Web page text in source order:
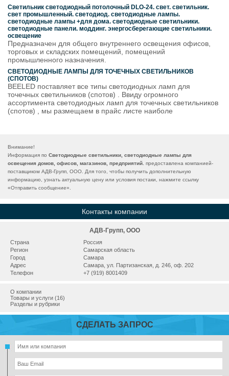
Светильник светодиодный потолочный DLO-24. свет. светильник.
свет промышленный. светодиод. светодиодные лампы.
светодиодные лампы +для дома. светодиодные светильники.
светодиодные панели. моддинг. энергосберегающие светильники.
освещение
Предназначен для общего внутреннего освещения офисов,
торговых и складских помещений, помещений
промышленного назначения.
СВЕТОДИОДНЫЕ ЛАМПЫ ДЛЯ ТОЧЕЧНЫХ СВЕТИЛЬНИКОВ
(СПОТОВ)
BEELED поставляет все типы светодиодных ламп для
точечных светильников (спотов) . Ввиду огромного
ассортимента светодиодных ламп для точечных светильников
(спотов) , мы размещаем в прайс листе наиболе
Внимание!
Информация по Светодиодные светильники, светодиодные лампы для
освещения домов, офисов, магазинов, предприятий. предоставлена компанией-
поставщиком АДВ-Групп, ООО. Для того, чтобы получить дополнительную
информацию, узнать актуальную цену или условия постаки, нажмите ссылку
«Отправить сообщение».
Контакты компании
АДВ-Групп, ООО
Страна
Россия
Регион
Самарская область
Город
Самара
Адрес
Самара, ул. Партизанская, д. 246, оф. 202
Телефон
+7 (919) 8001409
О компании
Товары и услуги (16)
Разделы и рубрики
СДЕЛАТЬ ЗАПРОС